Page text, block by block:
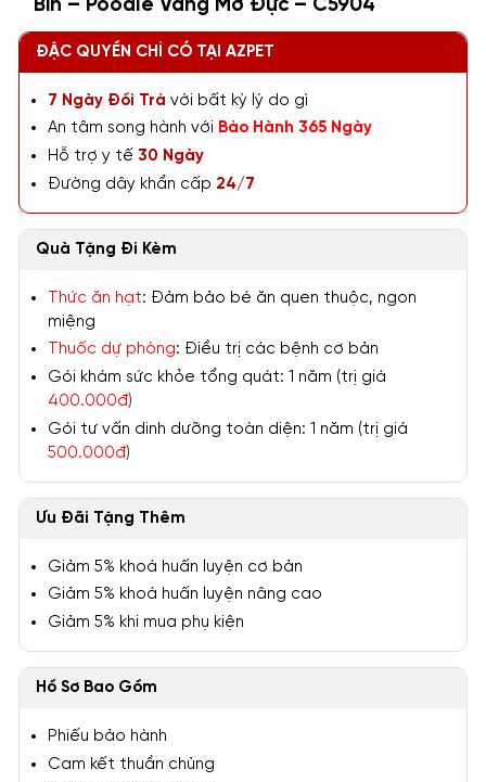
Bin – Poodle Vàng Mơ Đực – C5904
ĐẶC QUYỀN CHỈ CÓ TẠI AZPET
7 Ngày Đổi Trả với bất kỳ lý do gì
An tâm song hành với Bảo Hành 365 Ngày
Hỗ trợ y tế 30 Ngày
Đường dây khẩn cấp 24/7
Quà Tặng Đi Kèm
Thức ăn hạt: Đảm bảo bé ăn quen thuộc, ngon
miệng
Thuốc dự phòng: Điều trị các bệnh cơ bản
Gói khám sức khỏe tổng quát: 1 năm (trị giá
400.000đ)
Gói tư vấn dinh dưỡng toàn diện: 1 năm (trị giá
500.000đ)
Ưu Đãi Tặng Thêm
Giảm 5% khoá huấn luyện cơ bản
Giảm 5% khoá huấn luyện nâng cao
Giảm 5% khi mua phụ kiện
Hồ Sơ Bao Gồm
Phiếu bảo hành
Cam kết thuần chủng